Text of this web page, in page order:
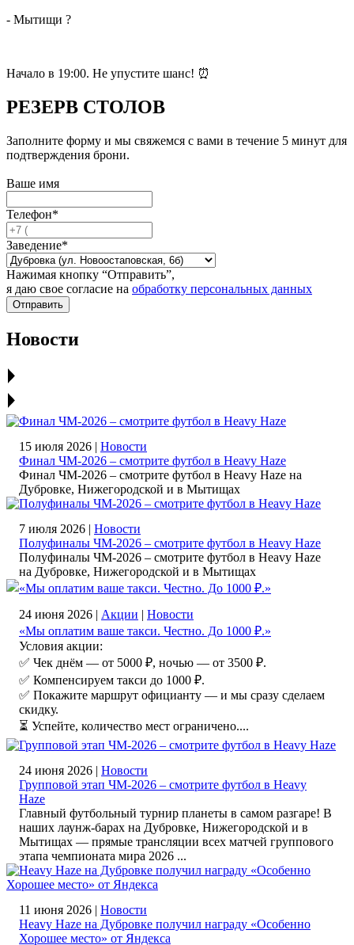
- Мытищи ?
Начало в 19:00. Не упустите шанс! ⏰
РЕЗЕРВ СТОЛОВ
Заполните форму и мы свяжемся с вами в течение 5 минут для
подтверждения брони.
Ваше имя
Телефон*
Заведение*
Нажимая кнопку “Отправить”,
я даю свое согласие на обработку персональных данных
Отправить
Новости
15 июля 2026 | Новости
Финал ЧМ‑2026 – смотрите футбол в Heavy Haze
Финал ЧМ‑2026 – смотрите футбол в Heavy Haze на
Дубровке, Нижегородской и в Мытищах
7 июля 2026 | Новости
Полуфиналы ЧМ‑2026 – смотрите футбол в Heavy Haze
Полуфиналы ЧМ‑2026 – смотрите футбол в Heavy Haze
на Дубровке, Нижегородской и в Мытищах
24 июня 2026 | Акции | Новости
«Мы оплатим ваше такси. Честно. До 1000 ₽.»
Условия акции:
✅ Чек днём — от 5000 ₽, ночью — от 3500 ₽.
✅ Компенсируем такси до 1000 ₽.
✅ Покажите маршрут официанту — и мы сразу сделаем
скидку.
⏳ Успейте, количество мест ограничено....
24 июня 2026 | Новости
Групповой этап ЧМ‑2026 – смотрите футбол в Heavy
Haze
Главный футбольный турнир планеты в самом разгаре! В
наших лаунж-барах на Дубровке, Нижегородской и в
Мытищах — прямые трансляции всех матчей группового
этапа чемпионата мира 2026 ...
11 июня 2026 | Новости
Heavy Haze на Дубровке получил награду «Особенно
Хорошее место» от Яндекса